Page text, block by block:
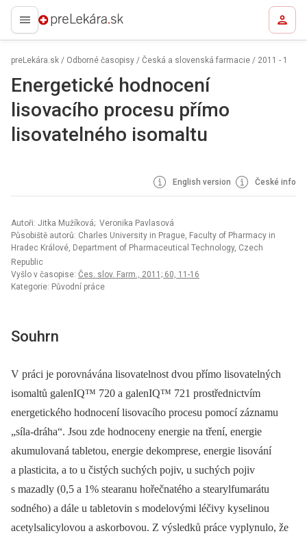
preLekára.sk
preLekára.sk / Odborné časopisy / Česká a slovenská farmacie / 2011 - 1
Energetické hodnocení
lisovacího procesu přímo
lisovatelného isomaltu
English version České info
Autoři: Jitka Mužíková; Veronika Pavlasová
Působiště autorů: Charles University in Prague, Faculty of Pharmacy in
Hradec Králové, Department of Pharmaceutical Technology, Czech
Republic
Vyšlo v časopise: Čes. slov. Farm., 2011; 60, 11-16
Kategorie: Původní práce
Souhrn
V práci je porovnávána lisovatelnost dvou přímo lisovatelných
isomaltů galenIQ™ 720 a galenIQ™ 721 prostřednictvím
energetického hodnocení lisovacího procesu pomocí záznamu
„síla-dráha“. Jsou zde hodnoceny energie na tření, energie
akumulovaná tabletou, energie dekomprese, energie lisování
a plasticita, a to u čistých suchých pojiv, u suchých pojiv
s mazadly (0,5 a 1% stearanu hořečnatého a stearylfumarátu
sodného) a dále u tabletovin s modelovými léčivy kyselinou
acetylsalicylovou a askorbovou. Z výsledků práce vyplynulo, že